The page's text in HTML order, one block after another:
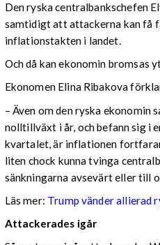
Den ryska centralbankschefen
samtidigt att attackerna kan få
inflationstakten i landet.
Och då kan ekonomin bromsas
Ekonomen Elina Ribakova
– Även om den ryska ekonomin
nolltillväxt i år, och befann sig i
kvartalet, är inflationen
liten chock kunna tvinga
sänkningarna avsevärt eller till
Läs mer: Trump vänder allierad
Attackerades igår